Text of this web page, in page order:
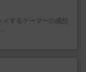
イするゲーマーの感想